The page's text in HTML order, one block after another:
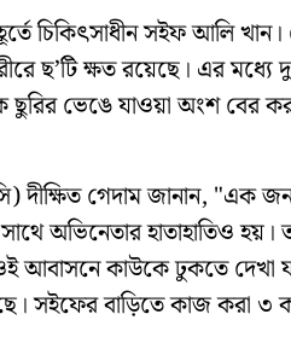
চিকিৎসাধীন সইফ আলি
ছ’টি ক্ষত রয়েছে। এর মধ্যে
ছুরির ভেঙে যাওয়া অংশ বের
দীক্ষিত গেদাম জানান, "এক
অভিনেতার হাতাহাতিও
আবাসনে কাউকে ঢুকতে দেখা
সইফের বাড়িতে কাজ করা ৩